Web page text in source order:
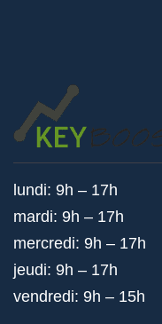
lundi: 9h – 17h
mardi: 9h – 17h
mercredi: 9h – 17h
jeudi: 9h – 17h
vendredi: 9h – 15h